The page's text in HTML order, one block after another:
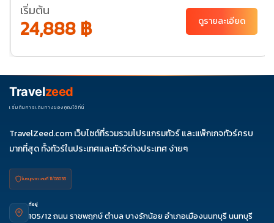
พ.ย. 69
20-
ม.ค. 70
01-06
เริ่มต้น
24,888 ฿ ดูรายละเอียด
Travelzeed
เริ่มต้นการเดินทางของคุณได้ที่นี่
TravelZeed.com เว็บไซต์ที่รวมรวมโปรแกรมทัวร์ และแพ็กเกจทัวร์ครบ
มากที่สุด ทั้งทัวร์ในประเทศและทัวร์ต่างประเทศ ง่ายๆ
ใบอนุญาต เลขที่ 11/08038
ที่อยู่
105/12 ถนน ราชพฤกษ์ ตำบล บางรักน้อย อำเภอเมืองนนทบุรี นนทบุรี